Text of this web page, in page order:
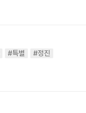
#특별
#정진